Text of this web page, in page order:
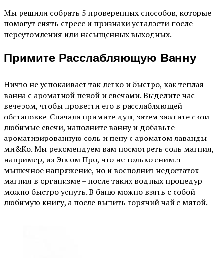
Мы решили собрать 5 проверенных способов, которые
помогут снять стресс и признаки усталости после
переутомления или насыщенных выходных.
Примите Расслабляющую Ванну
Ничто не успокаивает так легко и быстро, как теплая
ванна с ароматной пеной и свечами. Выделите час
вечером, чтобы провести его в расслабляющей
обстановке. Сначала примите душ, затем зажгите свои
любимые свечи, наполните ванну и добавьте
ароматизированную соль и пену с ароматом лаванды
ми&Ко. Мы рекомендуем вам посмотреть соль магния,
например, из Эпсом Про, что не только снимет
мышечное напряжение, но и восполнит недостаток
магния в организме – после таких водных процедур
можно быстро уснуть. В баню можно взять с собой
любимую книгу, а после выпить горячий чай с мятой.